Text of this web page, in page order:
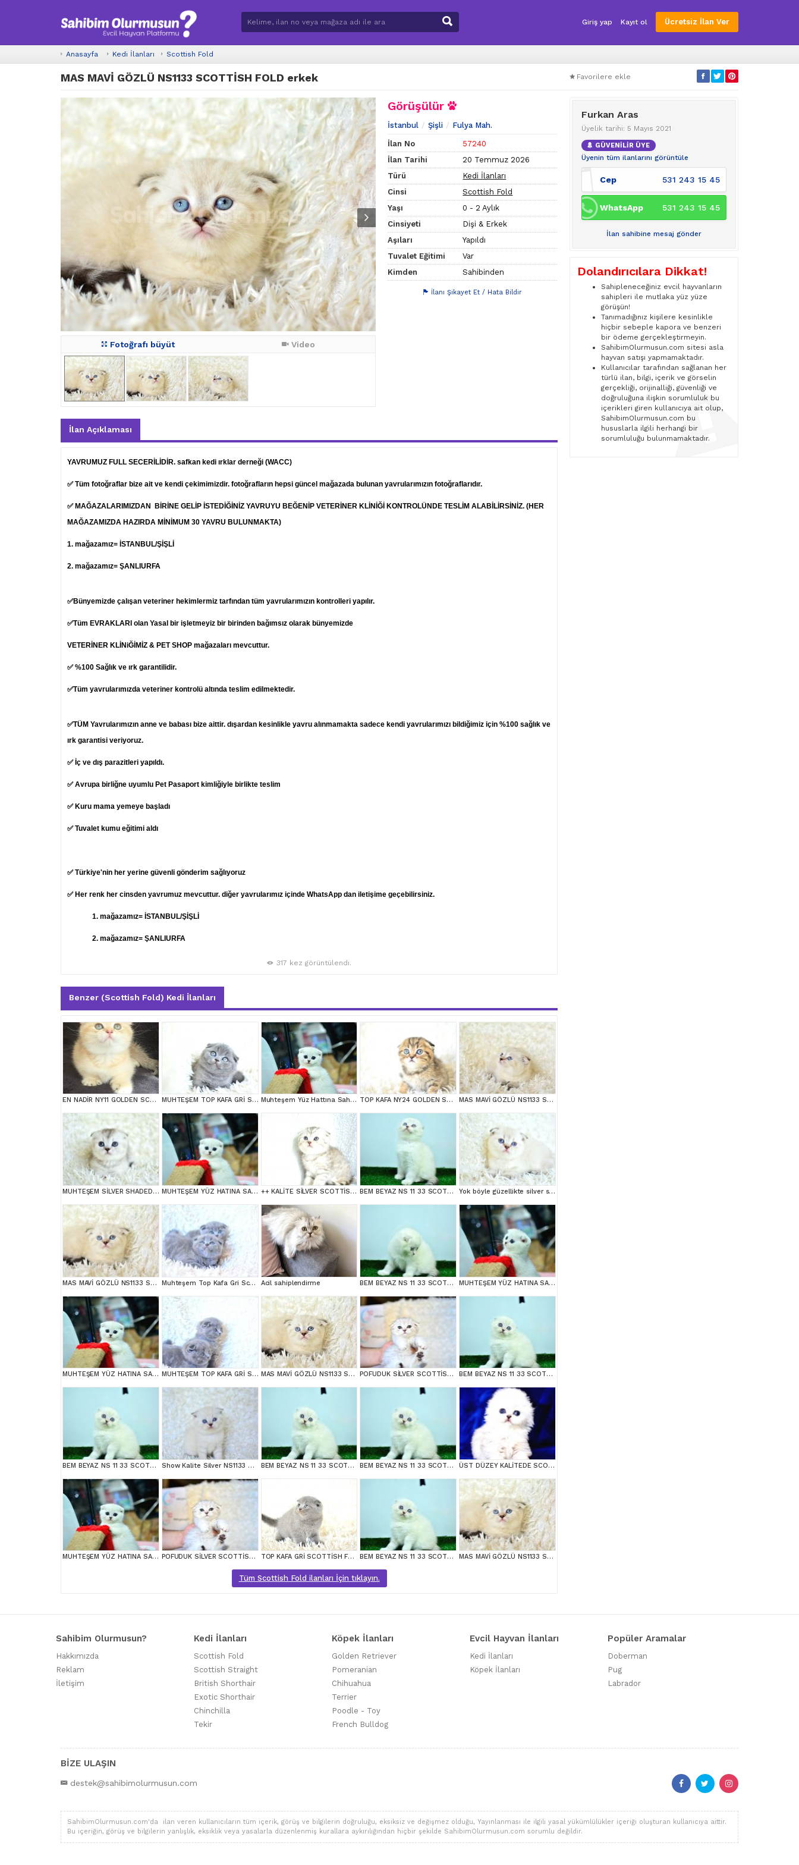
Giriş yap Kayıt ol Ücretsiz İlan Ver
Anasayfa Kedi İlanları Scottish Fold
MAS MAVİ GÖZLÜ NS1133 SCOTTİSH FOLD erkek Favorilere ekle
Fotoğrafı büyüt Video
Görüşülür
İstanbul Şişli Fulya Mah.
İlan No
57240
İlan Tarihi
20 Temmuz 2026
Türü
Kedi İlanları
Cinsi
Scottish Fold
Yaşı
0 - 2 Aylık
Cinsiyeti
Dişi & Erkek
Aşıları
Yapıldı
Tuvalet Eğitimi
Var
Kimden
Sahibinden
İlanı Şikayet Et / Hata Bildir
İlan Açıklaması
YAVRUMUZ FULL SECERİLİDİR. safkan kedi ırklar derneği (WACC)
✅ Tüm fotoğraflar bize ait ve kendi çekimimizdir. fotoğrafların hepsi güncel mağazada bulunan yavrularımızın fotoğraflarıdır.
✅ MAĞAZALARIMIZDAN BİRİNE GELİP İSTEDİĞİNİZ YAVRUYU BEĞENİP VETERİNER KLİNİĞİ KONTROLÜNDE TESLİM ALABİLİRSİNİZ. (HER
MAĞAZAMIZDA HAZIRDA MİNİMUM 30 YAVRU BULUNMAKTA)
1. mağazamız= İSTANBUL/ŞİŞLİ
2. mağazamız= ŞANLIURFA
✅Bünyemizde çalışan veteriner hekimlermiz tarfından tüm yavrularımızın kontrolleri yapılır.
✅Tüm EVRAKLARI olan Yasal bir işletmeyiz bir birinden bağımsız olarak bünyemizde
VETERİNER KLİNiĞİMİZ & PET SHOP mağazaları mevcuttur.
✅ %100 Sağlık ve ırk garantilidir.
✅Tüm yavrularımızda veteriner kontrolü altında teslim edilmektedir.
✅TÜM Yavrularımızın anne ve babası bize aittir. dışardan kesinlikle yavru alınmamakta sadece kendi yavrularımızı bildiğimiz için %100 sağlık ve
ırk garantisi veriyoruz.
✅ İç ve dış parazitleri yapıldı.
✅ Avrupa birliğne uyumlu Pet Pasaport kimliğiyle birlikte teslim
✅ Kuru mama yemeye başladı
✅ Tuvalet kumu eğitimi aldı
✅ Türkiye'nin her yerine güvenli gönderim sağlıyoruz
✅ Her renk her cinsden yavrumuz mevcuttur. diğer yavrularımız içinde WhatsApp dan iletişime geçebilirsiniz.
1. mağazamız= İSTANBUL/ŞİŞLİ
2. mağazamız= ŞANLIURFA
317 kez görüntülendi.
Benzer (Scottish Fold) Kedi İlanları
EN NADİR NY11 GOLDEN SCOTTİSH FOLD YAVRUMUZ MUHTEŞEM TOP KAFA GRİ SCOTTİSH FOLD Muhteşem Yüz Hattına Sahip Silver Scottish Fold TOP KAFA NY24 GOLDEN SCOTTİSH FOLD MAS MAVİ GÖZLÜ NS1133 SCOTTİSH FOLD erkek
MUHTEŞEM SİLVER SHADED SCOTTİSH FOLD MUHTEŞEM YÜZ HATINA SAHİP SİLVER SCOTTİSH FOLD ++ KALİTE SİLVER SCOTTİSH FOLD BEM BEYAZ NS 11 33 SCOTTİSH FOLD Yok böyle güzellikte silver scottish fold
MAS MAVİ GÖZLÜ NS1133 SCOTTİSH FOLD erkek Muhteşem Top Kafa Gri Scottish Fold Acil sahiplendirme BEM BEYAZ NS 11 33 SCOTTİSH FOLD MUHTEŞEM YÜZ HATINA SAHİP SİLVER SCOTTİSH FOLD
MUHTEŞEM YÜZ HATINA SAHİP SİLVER SCOTTİSH FOLD MUHTEŞEM TOP KAFA GRİ SCOTTİSH YAVRULAR MAS MAVİ GÖZLÜ NS1133 SCOTTİSH FOLD POFUDUK SİLVER SCOTTİSH FOLD BEM BEYAZ NS 11 33 SCOTTİSH FOLD
BEM BEYAZ NS 11 33 SCOTTİSH FOLD Show Kalite Silver NS1133 Scottish Fold Yavrumuz BEM BEYAZ NS 11 33 SCOTTİSH FOLD BEM BEYAZ NS 11 33 SCOTTİSH FOLD ÜST DÜZEY KALİTEDE SCOTTİSH FOLD LONGHAİR NS1133
MUHTEŞEM YÜZ HATINA SAHİP SİLVER SCOTTİSH FOLD POFUDUK SİLVER SCOTTİSH FOLD TOP KAFA GRİ SCOTTİSH FOLD BEM BEYAZ NS 11 33 SCOTTİSH FOLD MAS MAVİ GÖZLÜ NS1133 SCOTTİSH FOLD erkek
Tüm Scottish Fold ilanları İçin tıklayın.
Furkan Aras
Üyelik tarihi: 5 Mayıs 2021
GÜVENİLİR ÜYE
Üyenin tüm ilanlarını görüntüle
Cep 531 243 15 45
WhatsApp 531 243 15 45
İlan sahibine mesaj gönder
Dolandırıcılara Dikkat!
Sahipleneceğiniz evcil hayvanların
sahipleri ile mutlaka yüz yüze
görüşün!
Tanımadığınız kişilere kesinlikle
hiçbir sebeple kapora ve benzeri
bir ödeme gerçekleştirmeyin.
SahibimOlurmusun.com sitesi asla
hayvan satışı yapmamaktadır.
Kullanıcılar tarafından sağlanan her
türlü ilan, bilgi, içerik ve görselin
gerçekliği, orijinalliği, güvenliği ve
doğruluğuna ilişkin sorumluluk bu
içerikleri giren kullanıcıya ait olup,
SahibimOlurmusun.com bu
hususlarla ilgili herhangi bir
sorumluluğu bulunmamaktadır.
Sahibim Olurmusun?
Hakkımızda
Reklam
İletişim
Kedi İlanları
Scottish Fold
Scottish Straight
British Shorthair
Exotic Shorthair
Chinchilla
Tekir
Köpek İlanları
Golden Retriever
Pomeranian
Chihuahua
Terrier
Poodle - Toy
French Bulldog
Evcil Hayvan İlanları
Kedi İlanları
Köpek İlanları
Popüler Aramalar
Doberman
Pug
Labrador
BİZE ULAŞIN
destek@sahibimolurmusun.com
SahibimOlurmusun.com'da ilan veren kullanıcıların tüm içerik, görüş ve bilgilerin doğruluğu, eksiksiz ve değişmez olduğu, Yayınlanması ile ilgili yasal yükümlülükler içeriği oluşturan kullanıcıya aittir.
Bu içeriğin, görüş ve bilgilerin yanlışlık, eksiklik veya yasalarla düzenlenmiş kurallara aykırılığından hiçbir şekilde SahibimOlurmusun.com sorumlu değildir.